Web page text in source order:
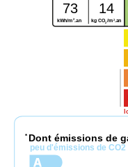
73 14
kWh/m 2 .an kg CO2/m2.an
* Dont émissions de
peu d'émissions de CO2